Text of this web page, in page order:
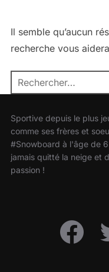
Il semble qu’aucun
recherche vous
Recherche
pour :
Sportive depuis le plus
comme ses frères et
#Snowboard à l'âge de
jamais quitté la neige et
passion !